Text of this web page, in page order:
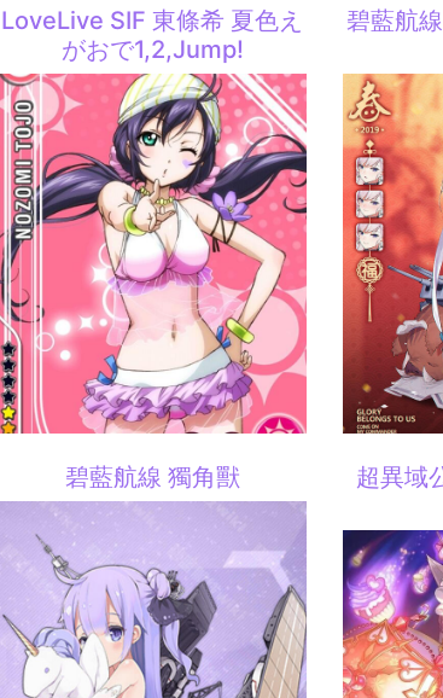
LoveLive SIF 東條希 夏色え
がおで1,2,Jump!
碧藍航
碧藍航線 獨角獸
超異域